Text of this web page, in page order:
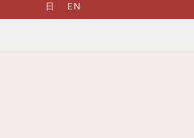
日 EN